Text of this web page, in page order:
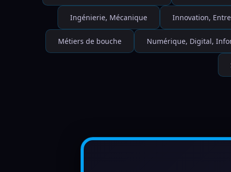
Ingénierie, Mécanique Innovation,
Métiers de bouche Numérique, Digital,